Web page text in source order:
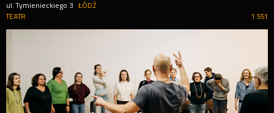
ul. Tymienieckiego 3
ŁÓDŹ
1 551
TEATR